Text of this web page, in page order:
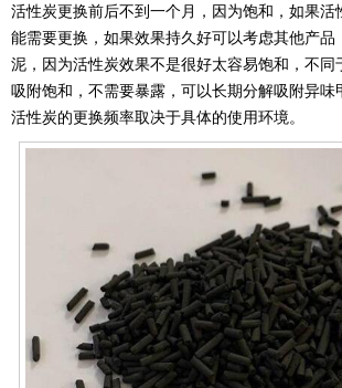
活性炭更换前后不到一个月，因为饱和，如果活
能需要更换，如果效果持久好可以考虑其他产品
泥，因为活性炭效果不是很好太容易饱和，不同
吸附饱和，不需要暴露，可以长期分解吸附异味
活性炭的更换频率取决于具体的使用环境。